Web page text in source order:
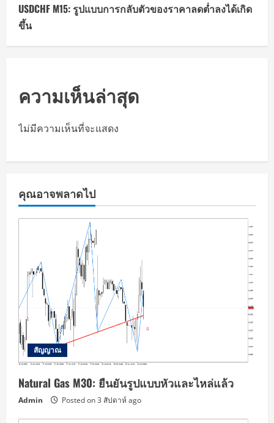
USDCHF M15: รูปแบบการกลับตัวของราคาลดต่ำลงได้เกิด
ขึ้น
ความเห็นล่าสุด
ไม่มีความเห็นที่จะแสดง
คุณอาจพลาดไป
สัญญาณ
Natural Gas M30: ยืนยันรูปแบบหัวและไหล่แล้ว
Admin Posted on 3 สัปดาห์ ago